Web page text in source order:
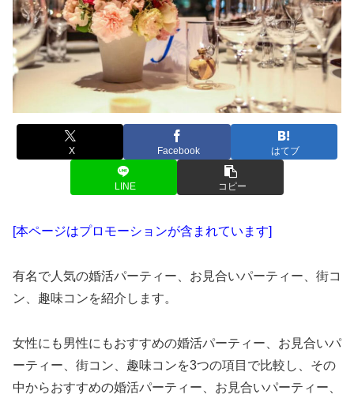
X Facebook はてブ
LINE コピー
[本ページはプロモーションが含まれています]
有名で人気の婚活パーティー、お見合いパーティー、街コ
ン、趣味コンを紹介します。
女性にも男性にもおすすめの婚活パーティー、お見合いパ
ーティー、街コン、趣味コンを3つの項目で比較し、その
中からおすすめの婚活パーティー、お見合いパーティー、